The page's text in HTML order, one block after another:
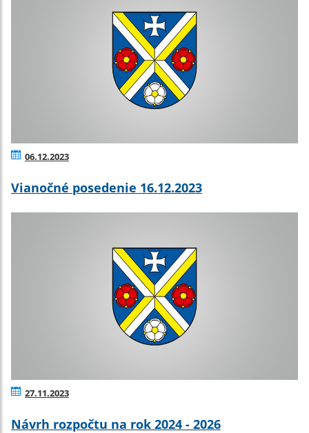
06.12.2023
Vianočné posedenie 16.12.2023
27.11.2023
Návrh rozpočtu na rok 2024 - 2026